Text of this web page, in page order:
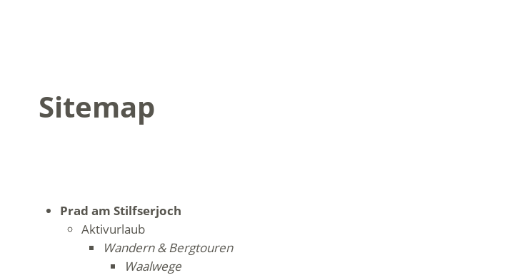
Sitemap
Prad am Stilfserjoch
Aktivurlaub
Wandern & Bergtouren
Waalwege